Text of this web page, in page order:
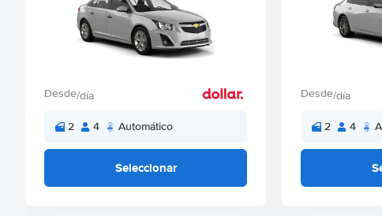
Desde/día
2 4 Automático
Seleccionar
Desde/día
2 4